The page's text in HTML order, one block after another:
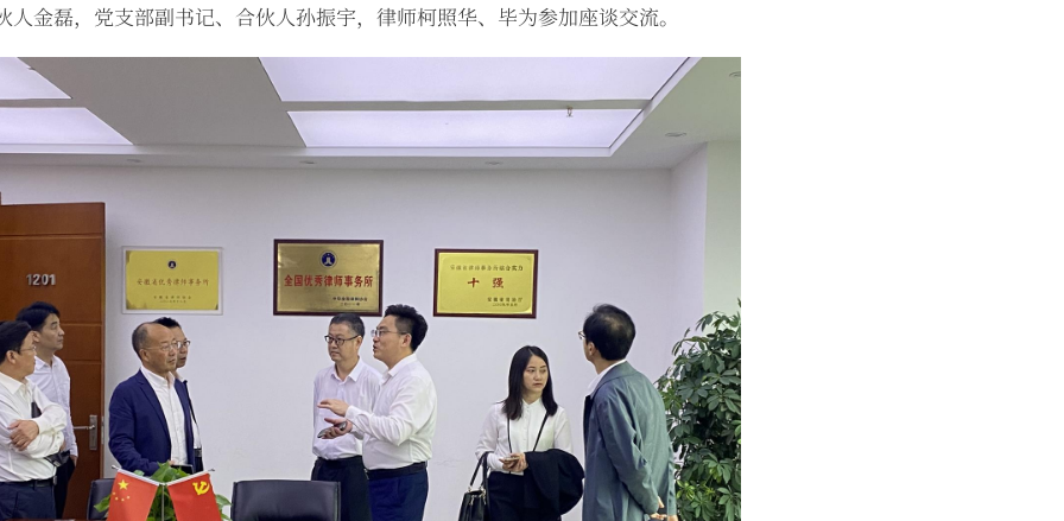
金磊，党支部副书记、合伙人孙振宇，律师柯照华、毕为参加座谈交流。